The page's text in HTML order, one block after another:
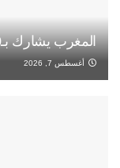
المغرب يشارك بـ120 رياضيا في دورة تارانتو 2026
أغسطس 7, 2026